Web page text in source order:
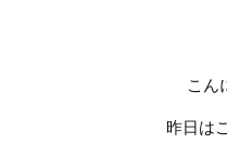
こん
昨日は